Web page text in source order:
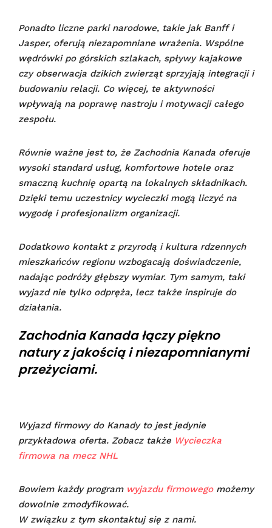
Ponadto liczne parki narodowe, takie jak Banff i
Jasper, oferują niezapomniane wrażenia. Wspólne
wędrówki po górskich szlakach, spływy kajakowe
czy obserwacja dzikich zwierząt sprzyjają integracji i
budowaniu relacji. Co więcej, te aktywności
wpływają na poprawę nastroju i motywacji całego
zespołu.
Równie ważne jest to, że Zachodnia Kanada oferuje
wysoki standard usług, komfortowe hotele oraz
smaczną kuchnię opartą na lokalnych składnikach.
Dzięki temu uczestnicy wycieczki mogą liczyć na
wygodę i profesjonalizm organizacji.
Dodatkowo kontakt z przyrodą i kultura rdzennych
mieszkańców regionu wzbogacają doświadczenie,
nadając podróży głębszy wymiar. Tym samym, taki
wyjazd nie tylko odpręża, lecz także inspiruje do
działania.
Zachodnia Kanada łączy piękno
natury z jakością i niezapomnianymi
przeżyciami.
Wyjazd firmowy do Kanady to jest jedynie
przykładowa oferta. Zobacz także Wycieczka
firmowa na mecz NHL
Bowiem każdy program wyjazdu firmowegomożemy
dowolnie zmodyfikować.
W związku z tym skontaktuj się z nami.